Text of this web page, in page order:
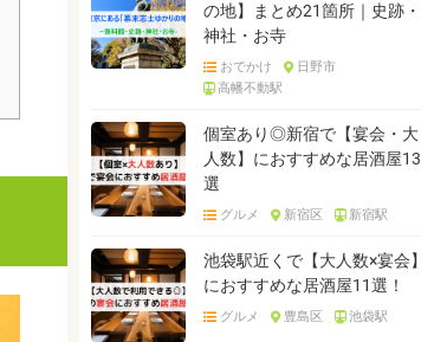
の地】まとめ21箇所｜史跡・
神社・お寺
おでかけ
日野市
高幡不動駅
個室あり◎新宿で【宴会・大
人数】におすすめな居酒屋13
選
グルメ 新宿区 新宿駅
池袋駅近くで【大人数×宴会】
におすすめな居酒屋11選！
グルメ 豊島区 池袋駅